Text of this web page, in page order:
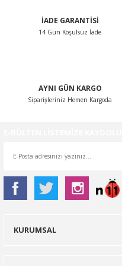
İADE GARANTİSİ
14 Gün Koşulsuz İade
AYNI GÜN KARGO
Siparişleriniz Hemen Kargoda
KURUMSAL